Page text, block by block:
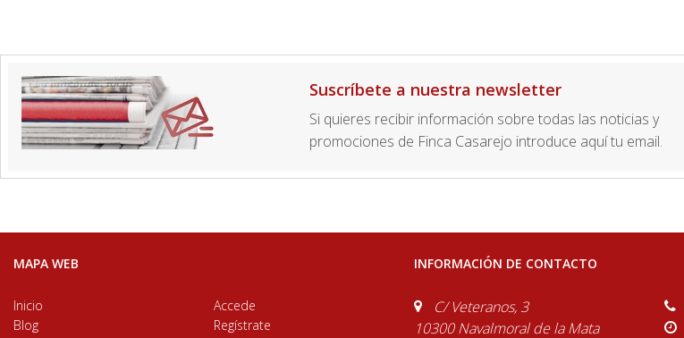
Suscríbete a nuestra newsletter
Si quieres recibir información sobre todas las noticias y
promociones de Finca Casarejo introduce aquí tu email.
MAPA WEB
Inicio
Blog
Accede
Regístrate
INFORMACIÓN DE CONTACTO
C/ Veteranos, 3
10300 Navalmoral de la Mata